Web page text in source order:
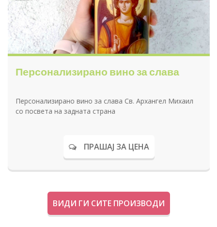
Персонализирано вино за слава
Персонализирано вино за слава Св. Архангел Михаил
со посвета на задната страна
ПРАШАЈ ЗА ЦЕНА
ВИДИ ГИ СИТЕ ПРОИЗВОДИ